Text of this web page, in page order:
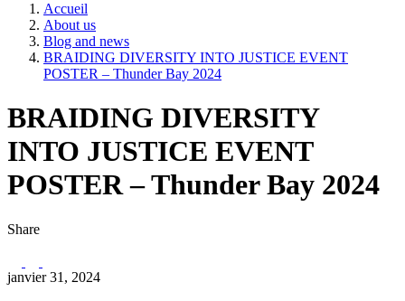
Accueil
About us
Blog and news
BRAIDING DIVERSITY INTO JUSTICE EVENT
POSTER – Thunder Bay 2024
BRAIDING DIVERSITY
INTO JUSTICE EVENT
POSTER – Thunder Bay 2024
Share
janvier 31, 2024